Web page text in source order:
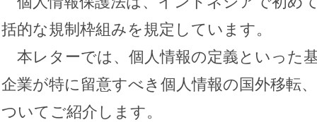
括的な規制枠組みを規定しています。
本レターでは、個人情報の定義といった
企業が特に留意すべき個人情報の国外移転
ついてご紹介します。